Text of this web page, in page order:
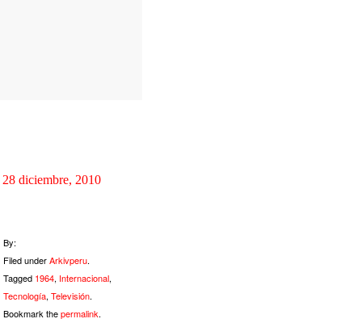
28 diciembre, 2010
By:
Filed underArkivperu.
Tagged 1964, Internacional,
Tecnología, Televisión.
Bookmark thepermalink.